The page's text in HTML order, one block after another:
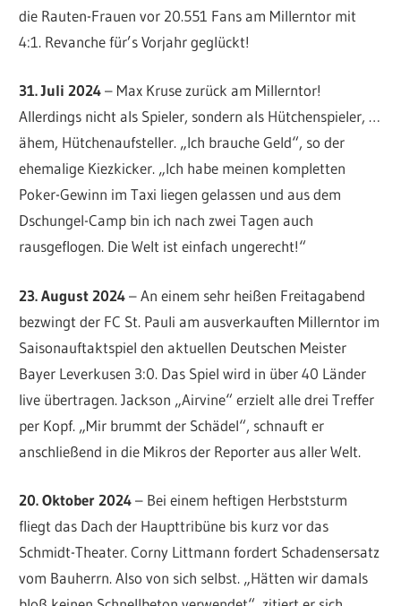
die Rauten-Frauen vor 20.551 Fans am Millerntor mit
4:1. Revanche für’s Vorjahr geglückt!
31. Juli 2024– Max Kruse zurück am Millerntor!
Allerdings nicht als Spieler, sondern als Hütchenspieler, …
ähem, Hütchenaufsteller. „Ich brauche Geld“, so der
ehemalige Kiezkicker. „Ich habe meinen kompletten
Poker-Gewinn im Taxi liegen gelassen und aus dem
Dschungel-Camp bin ich nach zwei Tagen auch
rausgeflogen. Die Welt ist einfach ungerecht!“
23. August 2024– An einem sehr heißen Freitagabend
bezwingt der FC St. Pauli am ausverkauften Millerntor im
Saisonauftaktspiel den aktuellen Deutschen Meister
Bayer Leverkusen 3:0. Das Spiel wird in über 40 Länder
live übertragen. Jackson „Airvine“ erzielt alle drei Treffer
per Kopf. „Mir brummt der Schädel“, schnauft er
anschließend in die Mikros der Reporter aus aller Welt.
20. Oktober 2024– Bei einem heftigen Herbststurm
fliegt das Dach der Haupttribüne bis kurz vor das
Schmidt-Theater. Corny Littmann fordert Schadensersatz
vom Bauherrn. Also von sich selbst. „Hätten wir damals